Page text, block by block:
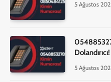
5 Ağustos
Dolandırıcı!
5 Ağustos